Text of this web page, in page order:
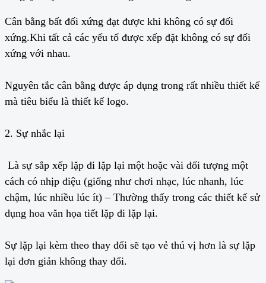
Cân bằng bất đối xứng đạt được khi không có sự đối
xứng.Khi tất cả các yếu tố được xếp đặt không có sự đối
xứng với nhau.
Nguyên tắc cân bằng được áp dụng trong rất nhiều thiết kế
mà tiêu biểu là thiết kế logo.
2. Sự nhắc lại
Là sự sắp xếp lặp đi lặp lại một hoặc vài đối tượng một
cách có nhịp điệu (giống như chơi nhạc, lúc nhanh, lúc
chậm, lúc nhiều lúc ít) – Thường thấy trong các thiết kế sử
dụng hoa văn họa tiết lặp đi lặp lại.
Sự lặp lại kèm theo thay đổi sẽ tạo vẻ thú vị hơn là sự lặp
lại đơn giản không thay đổi.